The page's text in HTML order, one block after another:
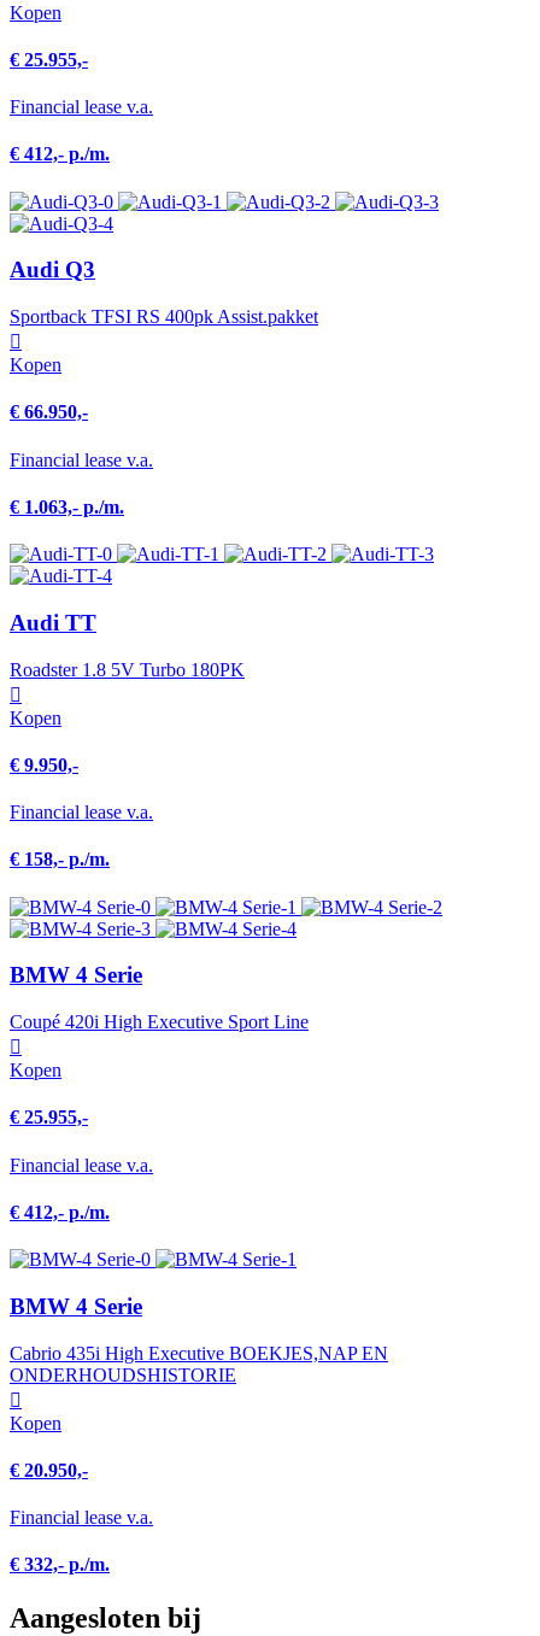
Kopen
€ 25.955,-
Financial lease v.a.
€ 412,- p./m.
Audi Q3
Sportback TFSI RS 400pk Assist.pakket
Kopen
€ 66.950,-
Financial lease v.a.
€ 1.063,- p./m.
Audi TT
Roadster 1.8 5V Turbo 180PK
Kopen
€ 9.950,-
Financial lease v.a.
€ 158,- p./m.
BMW 4 Serie
Coupé 420i High Executive Sport Line
Kopen
€ 25.955,-
Financial lease v.a.
€ 412,- p./m.
BMW 4 Serie
Cabrio 435i High Executive BOEKJES,NAP EN
ONDERHOUDSHISTORIE
Kopen
€ 20.950,-
Financial lease v.a.
€ 332,- p./m.
Aangesloten bij